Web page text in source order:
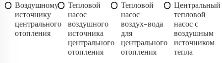
Воздушному
источнику
центрального
отопления
Тепловой
насос
воздушного
источника
центрального
отопления
Тепловой
насос
воздух-вода
для
центрального
отопления
Центральный
тепловой
насос с
воздушным
источником
тепла